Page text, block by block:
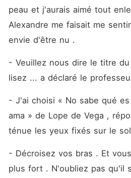
peau et j'aurais aimé tout
Alexandre me faisait me
envie d'être nu .
- Veuillez nous dire le titre
lisez ... a déclaré le
- J'ai choisi « No sabe qué
ama » de Lope de Vega ,
ténue les yeux fixés sur le
- Décroisez vos bras . Et
plus fort . N'oubliez pas qu'il